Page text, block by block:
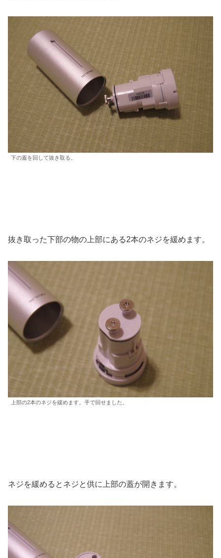
下の蓋を回して抜き取る。
抜き取った下部の物の上部にある2本のネジを緩めます。
上部の2本のネジを緩めます。手で回せました。
ネジを緩めるとネジと供に上部の蓋が開きます。